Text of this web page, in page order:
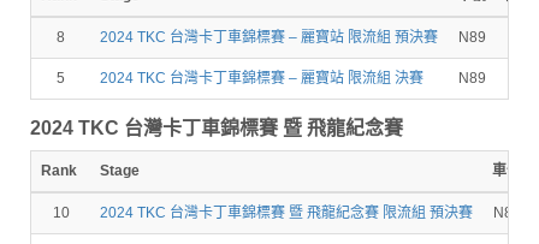
8 2024 TKC 台灣卡丁車錦標賽 – 麗寶站 限流組 預決賽 N89
5 2024 TKC 台灣卡丁車錦標賽 – 麗寶站 限流組 決賽 N89
2024 TKC 台灣卡丁車錦標賽 暨 飛龍紀念賽
Rank Stage 車號
10 2024 TKC 台灣卡丁車錦標賽 暨 飛龍紀念賽 限流組 預決賽 N88